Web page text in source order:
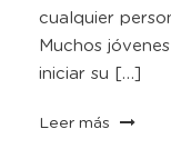
cualquier
Muchos
iniciar su […]
Leer más